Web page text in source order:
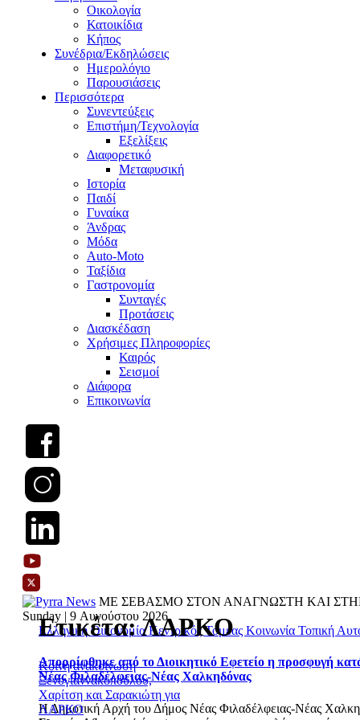
Οικολογία
Κατοικίδια
Κήπος
Συνέδρια/Εκδηλώσεις
Ημερολόγιο
Παρουσιάσεις
Περισσότερα
Συνεντεύξεις
Επιστήμη/Τεχνολογία
Εξελίξεις
Διαφορετικό
Μεταφυσική
Ιστορία
Παιδί
Γυναίκα
Άνδρας
Μόδα
Auto-Moto
Ταξίδια
Γαστρονομία
Συνταγές
Προτάσεις
Διασκέδαση
Χρήσιμες Πληροφορίες
Καιρός
Σεισμοί
Διάφορα
Επικοινωνία
ΜΕ ΣΕΒΑΣΜΟ ΣΤΟΝ ΑΝΑΓΝΩΣΤΗ ΚΑΙ
Sunday | 9 Αυγούστου 2026
Ελληνική ΟικονομίαΚεντρικός Τομέας Κοινωνία Τοπική
Απορρίφθηκε από το Διοικητικό Εφετείο η προσφυγή
Νέας Φιλαδέλφειας-Νέας Χαλκηδόνας
Η Δημοτική Αρχή του Δήμος Νέας Φιλαδέλφειας-Νέας
Ετικέτα:ΛΑΡΚΟ
Κοινή ανακοίνωση
Ξενογιαννακοπούλου,
Χαρίτση και Σαρακιώτη για
ΛΑΡΚΟ